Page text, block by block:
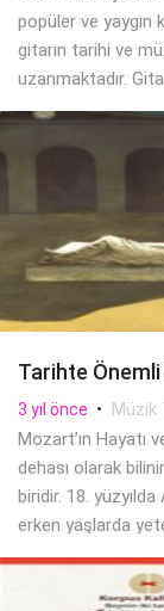
popüler ve yaygın
gitarın tarihi ve
uzanmaktadır.
Tarihte Önemli
3 yıl önce • Müzik
Mozart’ın Hayatı
dehası olarak
biridir. 18.
erken yaşlarda